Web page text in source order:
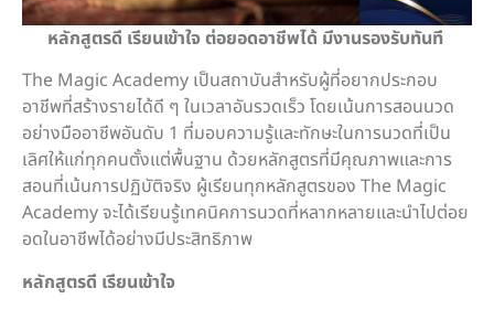
หลักสูตรดี เรียนเข้าใจ ต่อยอดอาชีพได้ มีงานรองรับทันที
The Magic Academy เป็นสถาบันสำหรับผู้ที่อยากประกอบ
อาชีพที่สร้างรายได้ดี ๆ ในเวลาอันรวดเร็ว โดยเน้นการสอนนวด
อย่างมืออาชีพอันดับ 1 ที่มอบความรู้และทักษะในการนวดที่เป็น
เลิศให้แก่ทุกคนตั้งแต่พื้นฐาน ด้วยหลักสูตรที่มีคุณภาพและการ
สอนที่เน้นการปฏิบัติจริง ผู้เรียนทุกหลักสูตรของ The Magic
Academy จะได้เรียนรู้เทคนิคการนวดที่หลากหลายและนำไปต่อย
อดในอาชีพได้อย่างมีประสิทธิภาพ
หลักสูตรดี เรียนเข้าใจ